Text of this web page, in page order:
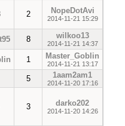
2 NopeDotAvi
2014-11-21 15:29
8 wilkoo13
2014-11-21 14:37
1 Master_Goblin
2014-11-21 13:17
5 1aam2am1
2014-11-20 17:16
3 darko202
2014-11-20 14:26